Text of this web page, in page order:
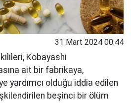
31 Mart 2024 00:44
Kobayashi
ait bir fabrikaya,
yardımcı olduğu iddia edilen
beşinci bir ölüm